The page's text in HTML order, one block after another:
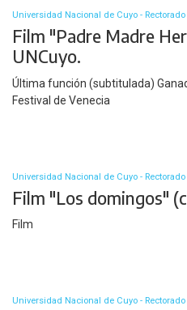
Universidad Nacional de Cuyo - Rectorado
Film "Padre Madre
UNCuyo.
Última función (subtitulada)
Festival de Venecia
Universidad Nacional de Cuyo - Rectorado
Film "Los domingos"
Film
Universidad Nacional de Cuyo - Rectorado